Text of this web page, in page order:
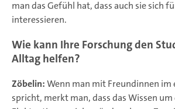
man das Gefühl hat, dass auch sie sich
interessieren.
Wie kann Ihre Forschung den
Alltag helfen?
Zöbelin:Wenn man mit Freundinnen im
spricht, merkt man, dass das Wissen